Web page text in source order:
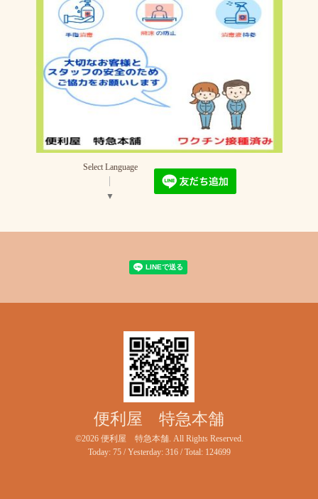
Select Language
▼
便利屋 特急本舗
©2026 便利屋 特急本舗. All Rights Reserved.
Today: 75/ Yesterday: 316/ Total: 124699